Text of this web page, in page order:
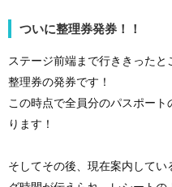
ついに整理券発券！！
ステージ前端まで行ききったと
整理券の発券です！
この時点で全員分のパスポート
ります！
そしてその後、現在案内してい